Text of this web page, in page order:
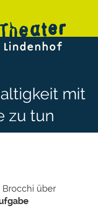
mit
zu tun
Brocchi über